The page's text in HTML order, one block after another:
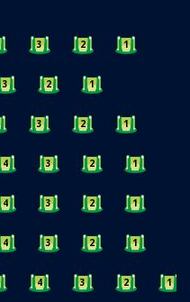
3 2 1
3 2 1
3 2 1
4 3 2 1
4 3 2 1
4 3 2 1
4 3 2 1